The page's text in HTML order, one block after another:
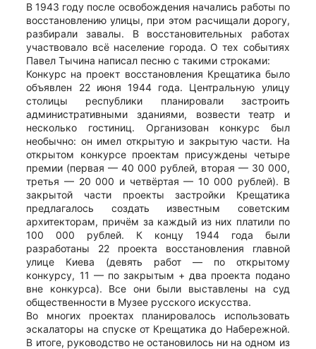
В 1943 году после освобождения начались работы по
восстановлению улицы, при этом расчищали дорогу,
разбирали завалы. В восстановительных работах
участвовало всё население города. О тех событиях
Павел Тычина написал песню с такими строками:
Конкурс на проект восстановления Крещатика было
объявлен 22 июня 1944 года. Центральную улицу
столицы республики планировали застроить
административными зданиями, возвести театр и
несколько гостиниц. Организован конкурс был
необычно: он имел открытую и закрытую части. На
открытом конкурсе проектам присуждены четыре
премии (первая — 40 000 рублей, вторая — 30 000,
третья — 20 000 и четвёртая — 10 000 рублей). В
закрытой части проекты застройки Крещатика
предлагалось создать известным советским
архитекторам, причём за каждый из них платили по
100 000 рублей. К концу 1944 года были
разработаны 22 проекта восстановления главной
улице Киева (девять работ — по открытому
конкурсу, 11 — по закрытым + два проекта подано
вне конкурса). Все они были выставлены на суд
общественности в Музее русского искусства.
Во многих проектах планировалось использовать
эскалаторы на спуске от Крещатика до Набережной.
В итоге, руководство не остановилось ни на одном из